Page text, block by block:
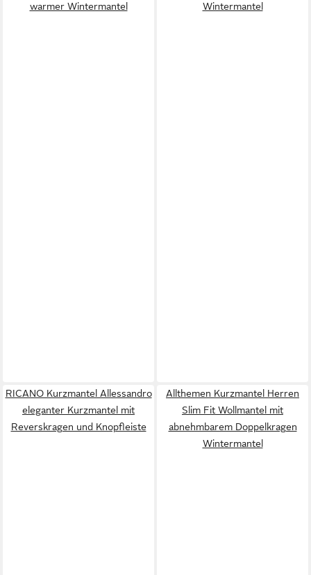
warmer Wintermantel
Wintermantel
RICANO Kurzmantel Allessandro
eleganter Kurzmantel mit
Reverskragen und Knopfleiste
Allthemen Kurzmantel Herren
Slim Fit Wollmantel mit
abnehmbarem Doppelkragen
Wintermantel